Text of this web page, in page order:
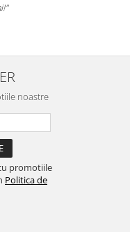
noastre
promotiile
Politica de